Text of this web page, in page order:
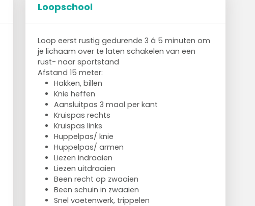
Loopschool
Loop eerst rustig gedurende 3 á 5 minuten om
je lichaam over te laten schakelen van een
rust- naar sportstand
Afstand 15 meter:
Hakken, billen
Knie heffen
Aansluitpas 3 maal per kant
Kruispas rechts
Kruispas links
Huppelpas/ knie
Huppelpas/ armen
Liezen indraaien
Liezen uitdraaien
Been recht op zwaaien
Been schuin in zwaaien
Snel voetenwerk, trippelen